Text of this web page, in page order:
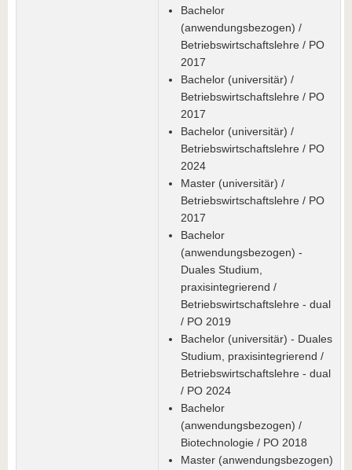
Bachelor
(anwendungsbezogen) /
Betriebswirtschaftslehre / PO
2017
Bachelor (universitär) /
Betriebswirtschaftslehre / PO
2017
Bachelor (universitär) /
Betriebswirtschaftslehre / PO
2024
Master (universitär) /
Betriebswirtschaftslehre / PO
2017
Bachelor
(anwendungsbezogen) -
Duales Studium,
praxisintegrierend /
Betriebswirtschaftslehre - dual
/ PO 2019
Bachelor (universitär) - Duales
Studium, praxisintegrierend /
Betriebswirtschaftslehre - dual
/ PO 2024
Bachelor
(anwendungsbezogen) /
Biotechnologie / PO 2018
Master (anwendungsbezogen)